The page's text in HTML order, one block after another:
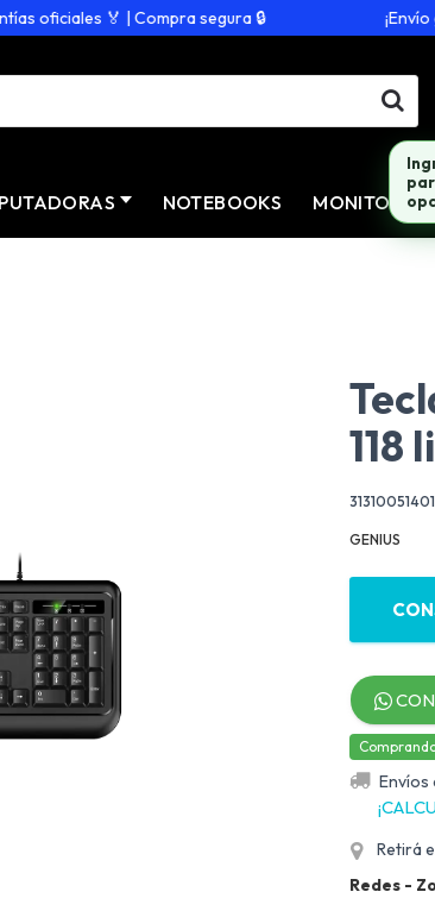
🏅 | Compra segura 🔒 ¡Envío
NOTEBOOKS MONITORES
118
31310051401
GENIUS
Envíos
Retirá
Redes -